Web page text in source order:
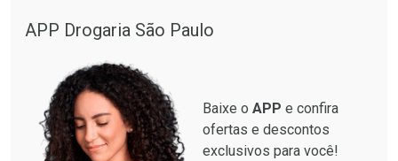
APP Drogaria São Paulo
Baixe o APP e confira
ofertas e descontos
exclusivos para você!